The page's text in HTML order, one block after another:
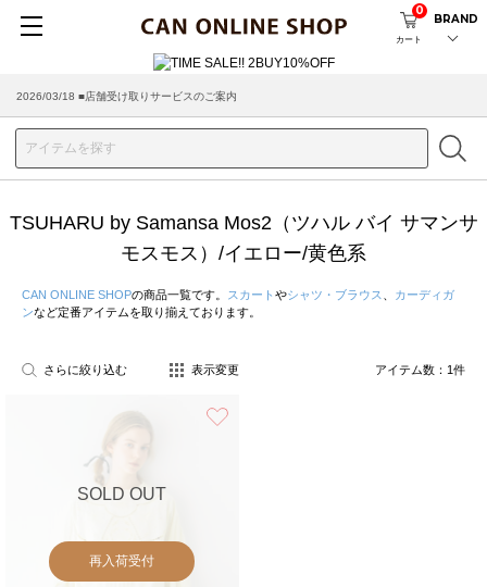
カート
0
BRAND
2026/03/18 ■店舗受け取りサービスのご案内
TSUHARU by Samansa Mos2（ツハル バイ サマンサ
モスモス）/イエロー/黄色系
CAN ONLINE SHOPの商品一覧です。 スカート やシャツ・ブラウス
カーディガ
ンなど定番アイテムを取り揃えております。
さらに絞り込む 表示変更 アイテム数： 1件
SOLD OUT
再入荷受付